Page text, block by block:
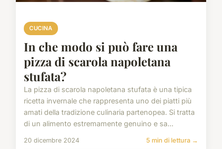
CUCINA
In che modo si può fare una
pizza di scarola napoletana
stufata?
La pizza di scarola napoletana stufata è una tipica
ricetta invernale che rappresenta uno dei piatti più
amati della tradizione culinaria partenopea. Si tratta
di un alimento estremamente genuino e sa...
20 dicembre 2024 5 min di lettura →